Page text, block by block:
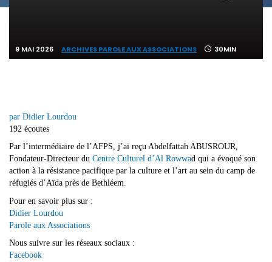
9 MAI 2026 ARCHIVES PAROLE AUX ASSOCIATIONS 30MIN
par Didier Lourdou
192 écoutes
Par l’intermédiaire de l’AFPS, j’ai reçu Abdelfattah ABUSROUR,
Fondateur-Directeur du Centre Culturel d’Al Rowwad qui a évoqué son
action à la résistance pacifique par la culture et l’art au sein du camp de
réfugiés d’Aïda près de Bethléem.
Pour en savoir plus sur :
Didier Lourdou
Parole aux Associations
Nous suivre sur les réseaux sociaux :
Facebook